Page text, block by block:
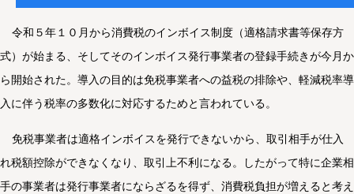
令和５年１０月から消費税のインボイス制度（適格請求書等保存方
式）が始まる、そしてそのインボイス発行事業者の登録手続きが今月か
ら開始された。導入の目的は免税事業者への益税の排除や、軽減税率導
入に伴う税率の多数化に対応するためと言われている。
免税事業者は適格インボイスを発行できないから、取引相手が仕入
れ税額控除ができなくなり、取引上不利になる。したがって特に企業相
手の事業者は発行事業者にならざるを得ず、消費税負担が増えると考え